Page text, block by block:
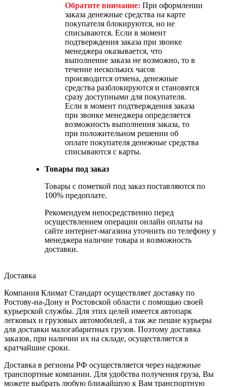
Обратите внимание: При оформлении
заказа денежные средства на карте
покупателя блокируются, но не
списываются. Если в момент
подтверждения заказа при звонке
менеджера оказывается, что
выполнение заказа не возможно, то в
течение нескольких часов
производится отмена, денежные
средства разблокируются и становятся
сразу доступными для покупателя.
Если в момент подтверждения заказа
при звонке менеджера определяется
возможность выполнения заказа, то
при положительном решении об
оплате покупателя денежные средства
списываются с карты.
Товары под заказ
Товары с пометкой под заказ поставляются по
100% предоплате.
Рекомендуем непосредственно перед
осуществлением операции онлайн оплаты на
сайте интернет-магазина уточнить по телефону у
менеджера наличие товара и возможность
доставки.
Доставка
Компания Климат Стандарт осуществляет доставку по
Ростову-на-Дону и Ростовской области с помощью своей
курьерской службы. Для этих целей имеется автопарк
легковых и грузовых автомобилей, а так же пешие курьеры
для доставки малогабаритных грузов. Поэтому доставка
заказов, при наличии их на складе, осуществляется в
кратчайшие сроки.
Доставка в регионы РФ осуществляется через надежные
транспортные компании. Для удобства получения груза, Вы
можете выбрать любую ближайшую к Вам транспортную